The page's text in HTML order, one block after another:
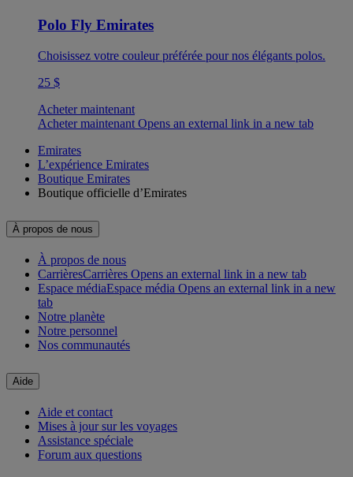
Polo Fly Emirates
Choisissez votre couleur préférée pour nos élégants polos.
25 $
Acheter maintenant
Acheter maintenant Opens an external link in a new tab
Emirates
L’expérience Emirates
Boutique Emirates
Boutique officielle d’Emirates
À propos de nous
À propos de nous
CarrièresCarrières Opens an external link in a new tab
Espace médiaEspace média Opens an external link in a new
tab
Notre planète
Notre personnel
Nos communautés
Aide
Aide et contact
Mises à jour sur les voyages
Assistance spéciale
Forum aux questions